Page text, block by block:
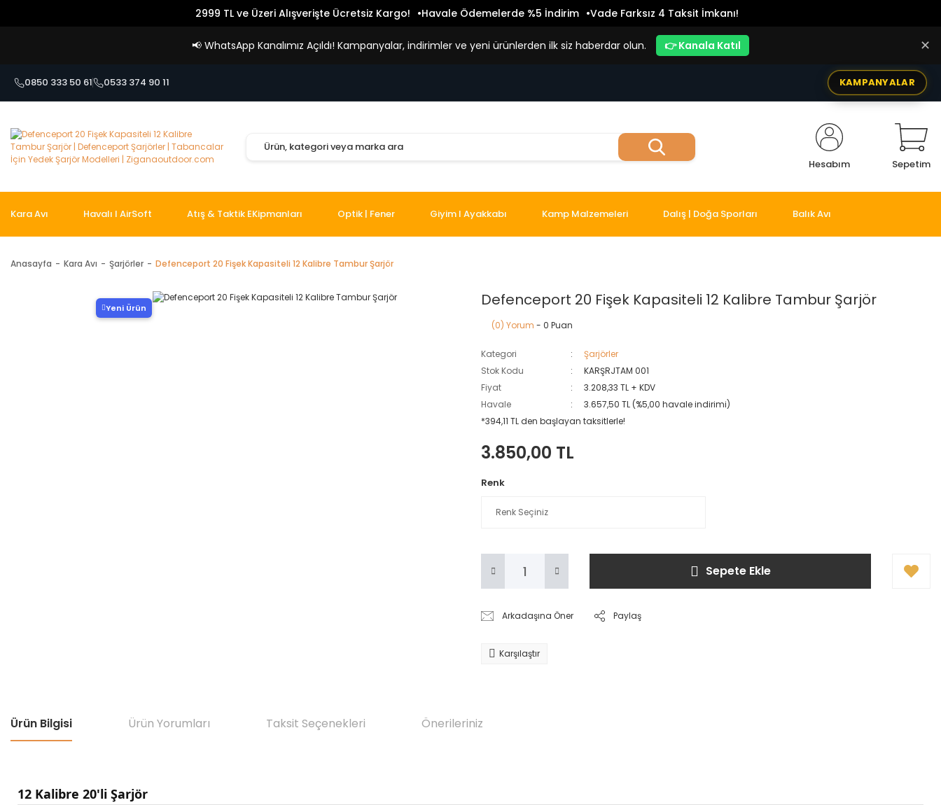
2999 TL ve Üzeri Alışverişte Ücretsiz Kargo! Havale Ödemelerde %5 İndirim Vade Farksız 4 Taksit İmkanı!
📢 WhatsApp Kanalımız Açıldı! Kampanyalar, indirimler ve yeni ürünlerden ilk siz haberdar olun. 👉 Kanala Katıl ✕
0850 333 50 61 0533 374 90 11 KAMPANYALAR
Hesabım Sepetim
Kara Avı Havalı I AirSoft Atış & Taktik EKipmanları Optik | Fener Giyim I Ayakkabı Kamp Malzemeleri Dalış | Doğa Sporları Balık Avı
Anasayfa Kara Avı Şarjörler Defenceport 20 Fişek Kapasiteli 12 Kalibre Tambur Şarjör
Yeni Ürün Defenceport 20 Fişek Kapasiteli 12 Kalibre Tambur Şarjör
(0) Yorum - 0 Puan
Kategori
Şarjörler
Stok Kodu
KARŞRJTAM 001
Fiyat
3.208,33 TL + KDV
Havale
3.657,50 TL (%5,00 havale indirimi)
*394,11 TL den başlayan taksitlerle!
3.850,00 TL
Renk
Sepete Ekle
Arkadaşına Öner Paylaş
Karşılaştır
Ürün Bilgisi Ürün Yorumları Taksit Seçenekleri Önerileriniz
12 Kalibre 20'li Şarjör